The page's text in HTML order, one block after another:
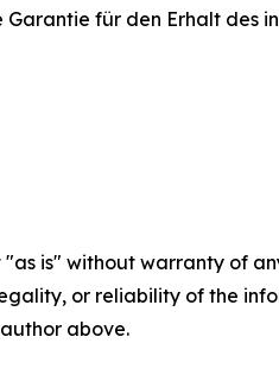
für den Erhalt des
"as is" without warranty of
or reliability of the
above.